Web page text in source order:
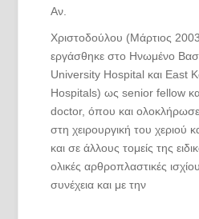
Αν.
Χριστοδούλου (Μάρτιος
εργάσθηκε στο Ηνωμένο
University Hospital και East
Hospitals) ως senior fellow
doctor, όπου και ολοκλήρωσε
στη χειρουργική του χεριού
και σε άλλους τομείς της
ολικές αρθροπλαστικές
συνέχεια και με την